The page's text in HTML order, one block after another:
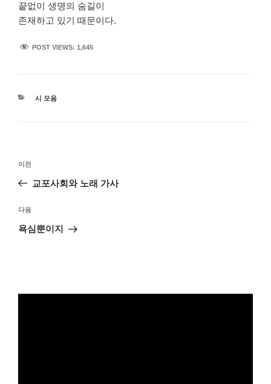
끝없이 생명의 숨길이
존재하고 있기 때문이다.
POST VIEWS: 1,645
카
시 모음
색
이
전
이전
교포사회와 노래 가사
다
음
다음
욕심뿐이지